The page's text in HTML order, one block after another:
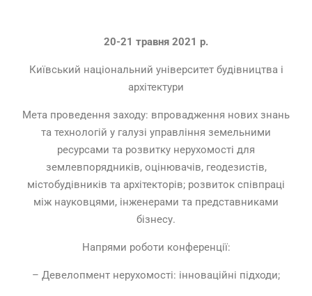
20-21 травня 2021 р.
Київський національний університет будівництва і
архітектури
Мета проведення заходу: впровадження нових знань
та технологій у галузі управління земельними
ресурсами та розвитку нерухомості для
землевпорядників, оцінювачів, геодезистів,
містобудівників та архітекторів; розвиток співпраці
між науковцями, інженерами та представниками
бізнесу.
Напрями роботи конференції:
– Девелопмент нерухомості: інноваційні підходи;